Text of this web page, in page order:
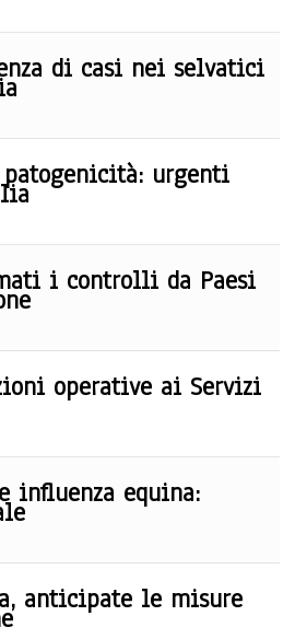
di casi nei selvatici
patogenicità: urgenti
i controlli da Paesi
operative ai Servizi
influenza equina:
anticipate le misure